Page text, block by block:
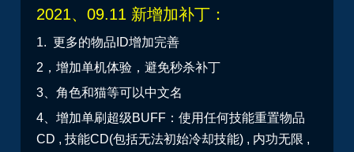
2021、09.11 新增加补丁：
1. 更多的物品ID增加完善
2，增加单机体验，避免秒杀补丁
3、角色和猫等可以中文名
4、增加单刷超级BUFF：使用任何技能重置物品
CD , 技能CD(包括无法初始冷却技能) , 内功无限 ,